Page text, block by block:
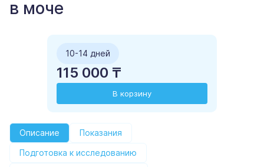
в моче
10-14 дней
115 000 ₸
В корзину
Описание
Показания
Подготовка к исследованию